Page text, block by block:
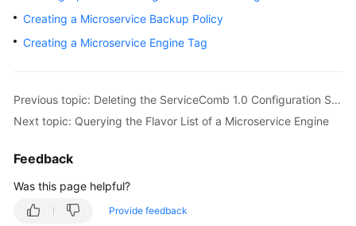
Reference
More
General
Reference
Creating a Microservice Backup Policy
Creating a Microservice Engine Tag
Previous topic: Deleting the ServiceComb 1.0 Configuration Scope
Next topic: Querying the Flavor List of a Microservice Engine
Feedback
Was this page helpful?
Provide feedback